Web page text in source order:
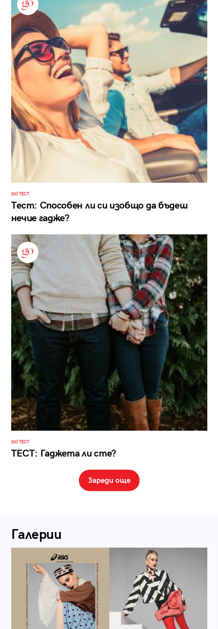
GO ТЕСТ
Тест: Способен ли си изобщо да бъдеш
нечие гадже?
GO ТЕСТ
ТЕСТ: Гаджета ли сте?
Зареди още
Галерии